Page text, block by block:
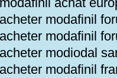
acheter modafinil
acheter modafinil
acheter modiodal
acheter modafinil